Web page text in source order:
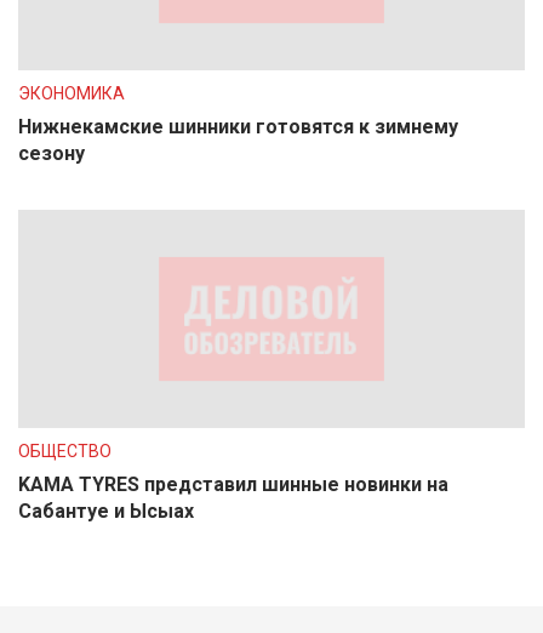
ЭКОНОМИКА
Нижнекамские шинники готовятся к зимнему
сезону
ОБЩЕСТВО
KAMA TYRES представил шинные новинки на
Сабантуе и Ысыах